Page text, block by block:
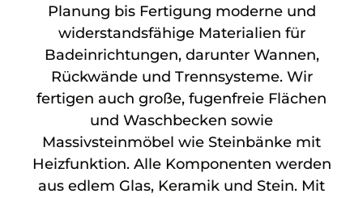
Planung bis Fertigung moderne und
widerstandsfähige Materialien für
Badeinrichtungen, darunter Wannen,
Rückwände und Trennsysteme. Wir
fertigen auch große, fugenfreie Flächen
und Waschbecken sowie
Massivsteinmöbel wie Steinbänke mit
Heizfunktion. Alle Komponenten werden
aus edlem Glas, Keramik und Stein. Mit